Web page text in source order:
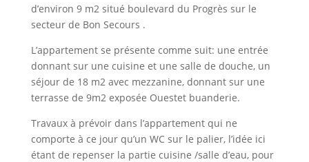
d’environ 9 m2 situé boulevard du Progrès sur le
secteur de Bon Secours .
L’appartement se présente comme suit: une entrée
donnant sur une cuisine et une salle de douche, un
séjour de 18 m2 avec mezzanine, donnant sur une
terrasse de 9m2 exposée Ouestet buanderie.
Travaux à prévoir dans l’appartement qui ne
comporte à ce jour qu’un WC sur le palier, l’idée ici
étant de repenser la partie cuisine /salle d’eau, pour